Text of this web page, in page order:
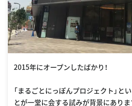
2015年にオープンしたばかり！
「まるごとにっぽんプロジェクト」と
とが一堂に会する試みが背景にありま